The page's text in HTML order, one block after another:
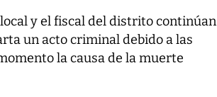
y el fiscal del distrito continúan
un acto criminal debido a las
la causa de la muerte